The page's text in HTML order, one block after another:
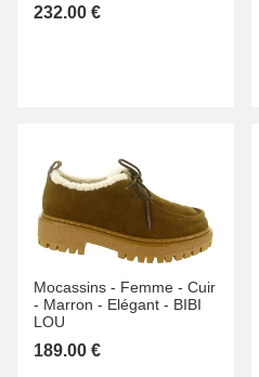
232.00 €
Mocassins - Femme - Cuir
- Marron - Elégant - BIBI
LOU
189.00 €